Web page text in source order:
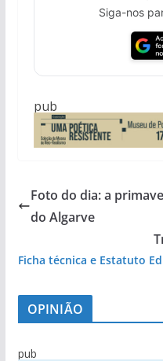
Siga-nos
pub
Foto do dia: a
do Algarve
Ficha técnica e Estatuto
OPINIÃO
pub